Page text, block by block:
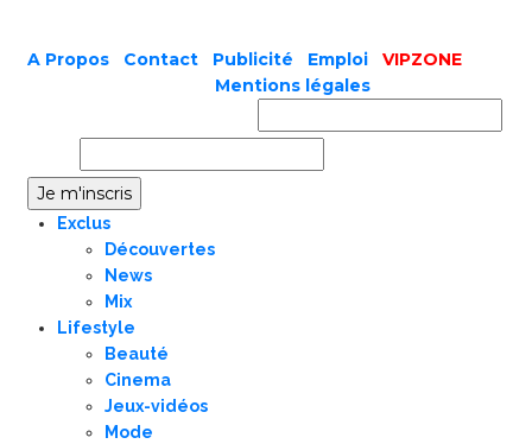
A Propos Contact Publicité Emploi
VIPZONE
Mentions légales
Exclus
Découvertes
News
Mix
Lifestyle
Beauté
Cinema
Jeux-vidéos
Mode